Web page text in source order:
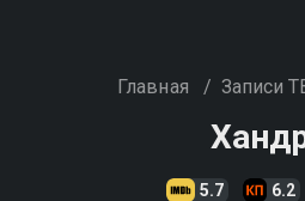
Главная / Записи
5.7 6.2